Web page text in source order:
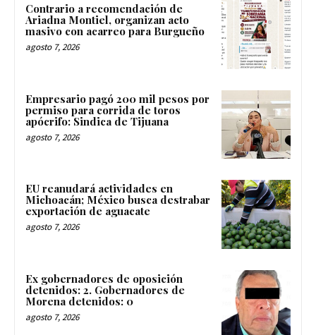
Contrario a recomendación de
Ariadna Montiel, organizan acto
masivo con acarreo para Burgueño
agosto 7, 2026
Empresario pagó 200 mil pesos por
permiso para corrida de toros
apócrifo: Sindica de Tijuana
agosto 7, 2026
EU reanudará actividades en
Michoacán; México busca destrabar
exportación de aguacate
agosto 7, 2026
Ex gobernadores de oposición
detenidos: 2. Gobernadores de
Morena detenidos: 0
agosto 7, 2026